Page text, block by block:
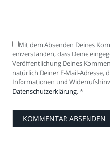
Mit dem Absenden Deines
einverstanden, dass Deine
Veröffentlichung Deines
natürlich Deiner E-Mail-Adresse,
Informationen und
Datenschutzerklärung. *